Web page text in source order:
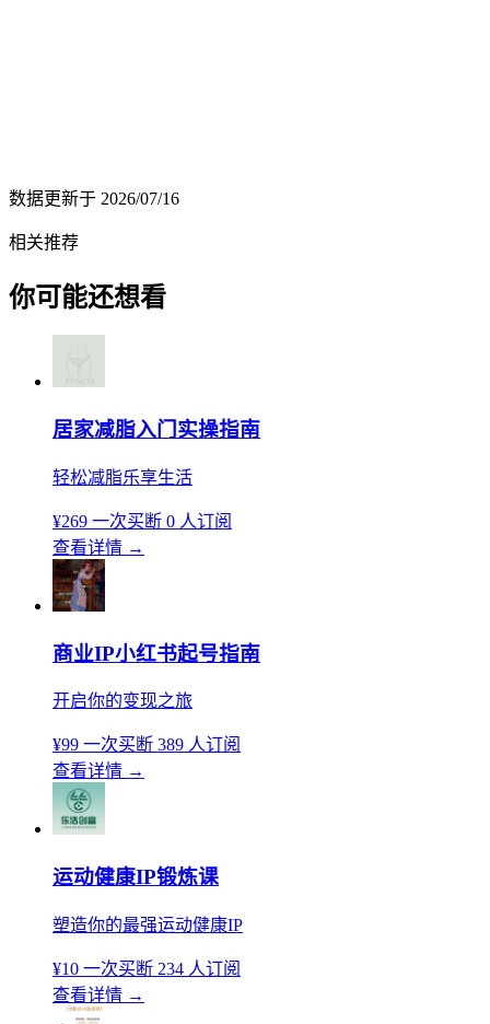
数据更新于 2026/07/16
相关推荐
你可能还想看
居家减脂入门实操指南
轻松减脂乐享生活
¥269 一次买断 0 人订阅
查看详情 →
商业IP小红书起号指南
开启你的变现之旅
¥99 一次买断 389 人订阅
查看详情 →
运动健康IP锻炼课
塑造你的最强运动健康IP
¥10 一次买断 234 人订阅
查看详情 →